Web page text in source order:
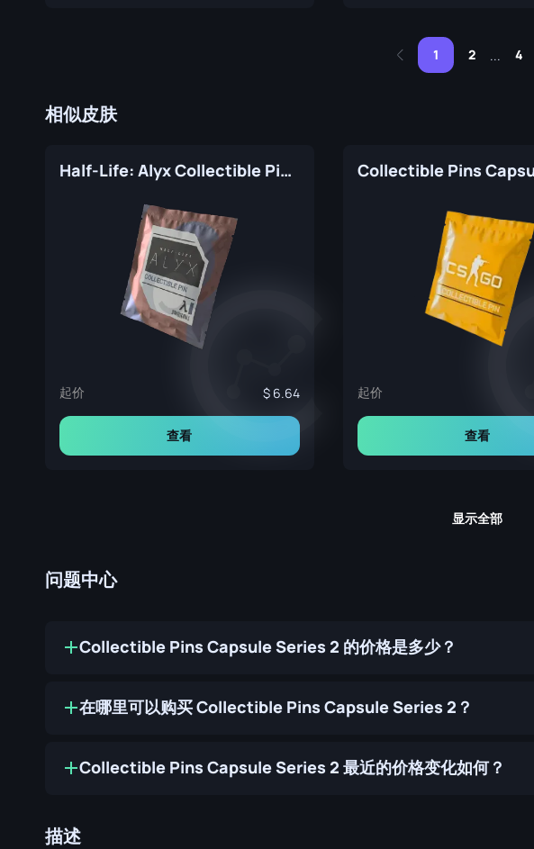
1 2 ... 4
相似皮肤
Half-Life: Alyx Collectible Pins Capsule
起价 6.64
查看
起价
查看
显示全部
问题中心
Collectible Pins Capsule Series 2 的价格是多少？
在哪里可以购买 Collectible Pins Capsule Series 2？
Collectible Pins Capsule Series 2 最近的价格变化如何？
描述